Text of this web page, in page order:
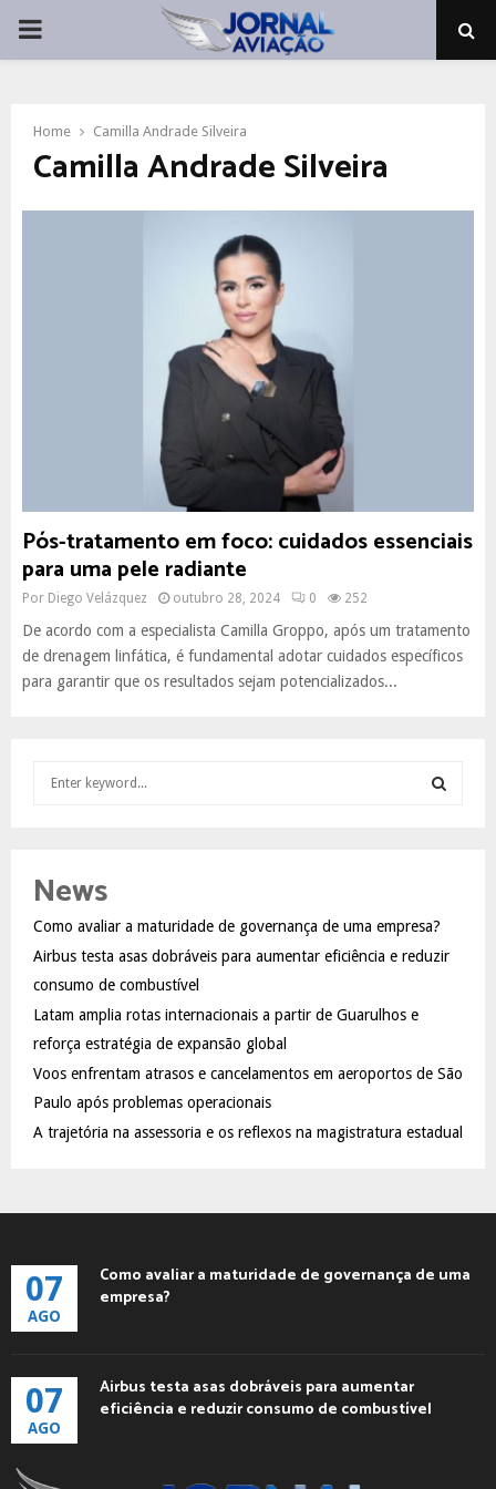
PRIMARY
Home Camilla Andrade Silveira
Camilla Andrade Silveira
Pós-tratamento em foco: cuidados essenciais
para uma pele radiante
Por Diego Velázquez outubro 28, 2024 0 252
De acordo com a especialista Camilla Groppo, após um tratamento
de drenagem linfática, é fundamental adotar cuidados específicos
para garantir que os resultados sejam potencializados...
h
o
r
:
R
News
Como avaliar a maturidade de governança de uma empresa?
Airbus testa asas dobráveis para aumentar eficiência e reduzir
consumo de combustível
Latam amplia rotas internacionais a partir de Guarulhos e
reforça estratégia de expansão global
Voos enfrentam atrasos e cancelamentos em aeroportos de São
Paulo após problemas operacionais
A trajetória na assessoria e os reflexos na magistratura estadual
07
AGO
Como avaliar a maturidade de governança de uma
empresa?
07
AGO
Airbus testa asas dobráveis para aumentar
eficiência e reduzir consumo de combustível